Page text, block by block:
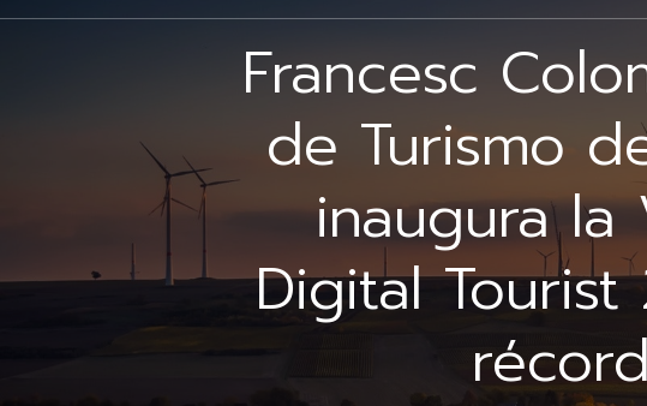
Francesc
de Turismo
inaugura la
Digital